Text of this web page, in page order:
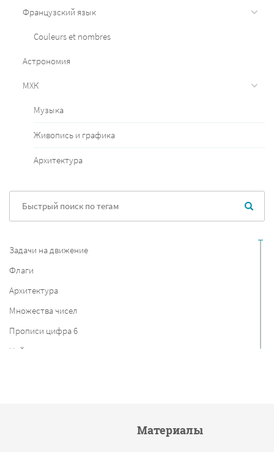
Французский язык
Couleurs et nombres
Астрономия
МХК
Музыка
Живопись и графика
Архитектура
Задачи на движение
Флаги
Архитектура
Множества чисел
Прописи цифра 6
Найди и покажи
Материалы